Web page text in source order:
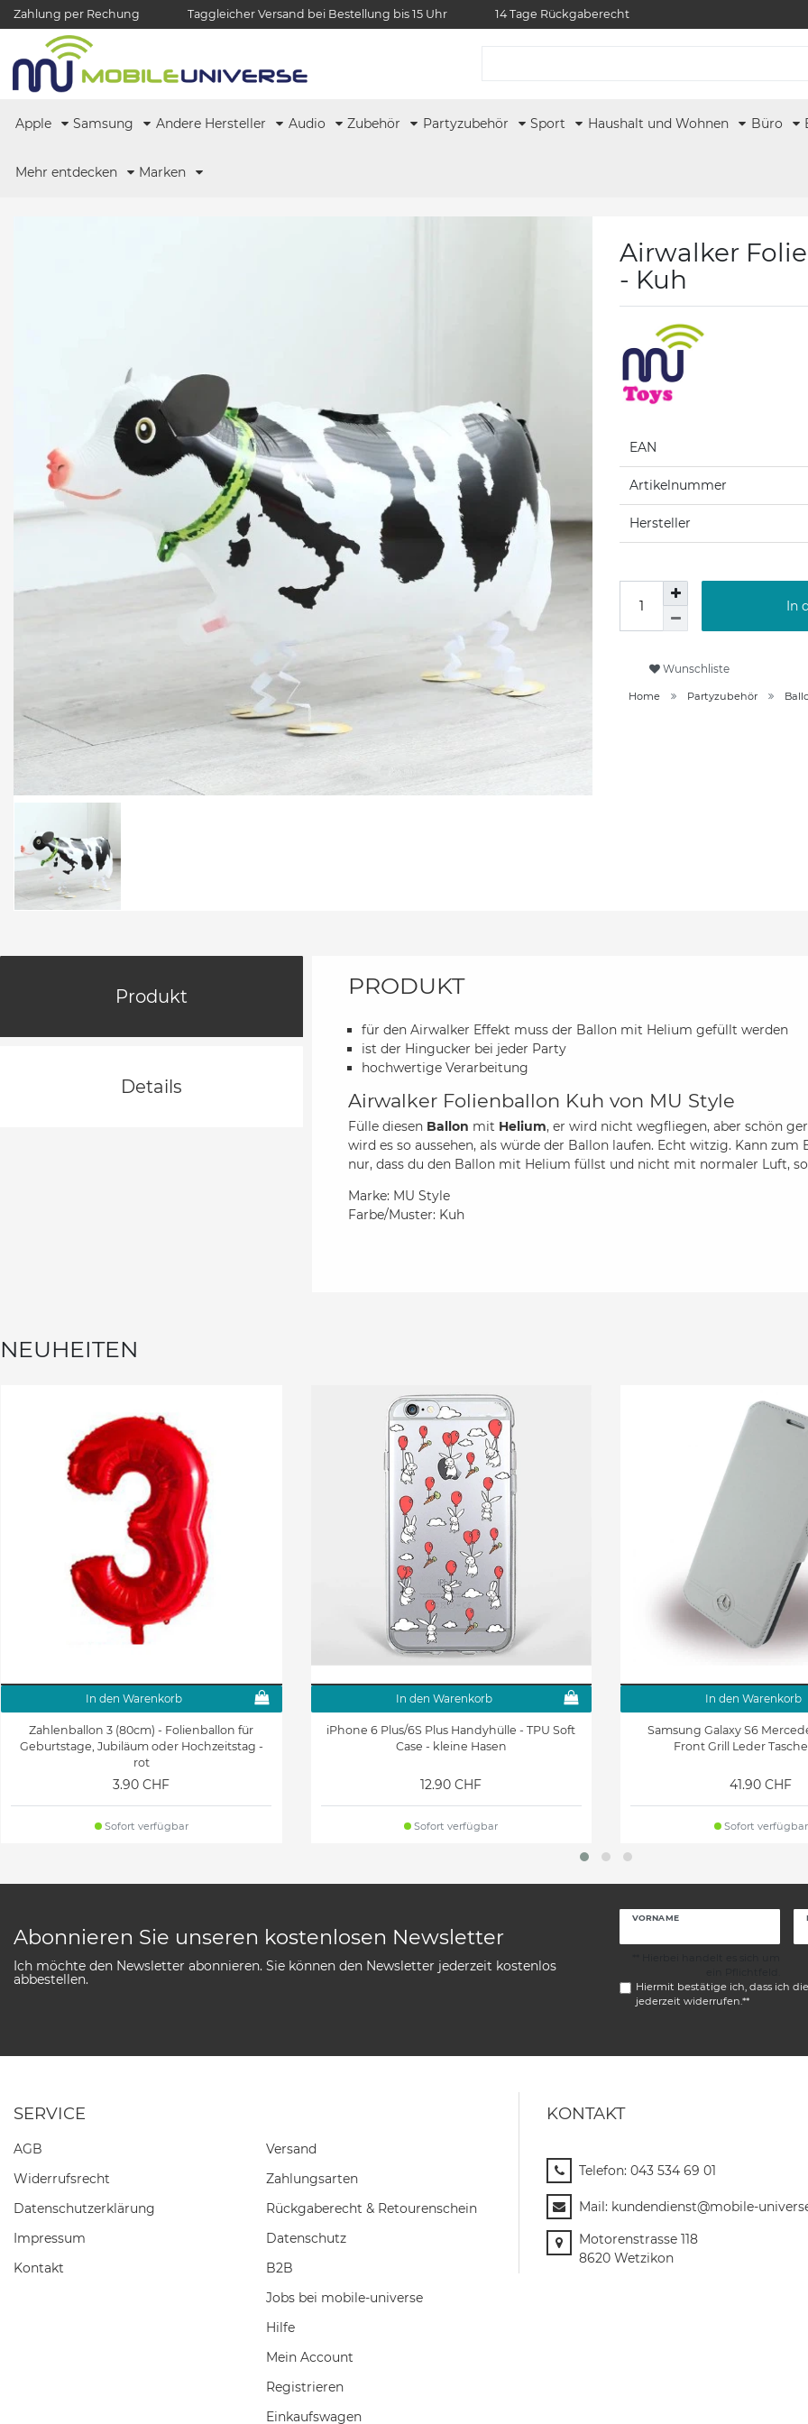
Zahlung per Rechung Taggleicher Versand bei Bestellung bis 15 Uhr 14 Tage Rückgaberecht
Apple Samsung Andere Hersteller Audio Zubehör Partyzubehör Sport Haushalt und Wohnen Büro
Mehr entdecken Marken
Airwalker
- Kuh
EAN
Artikelnummer
Hersteller
In
Wunschliste
Home Partyzubehör
Produkt
Details
PRODUKT
für den Airwalker Effekt muss der Ballon mit Helium gefüllt werden
ist der Hingucker bei jeder Party
hochwertige Verarbeitung
Airwalker Folienballon Kuh von MU Style
Fülle diesen Ballon mit Helium, er wird nicht wegfliegen, aber schön
wird es so aussehen, als würde der Ballon laufen. Echt witzig. Kann
nur, dass du den Ballon mit Helium füllst und nicht mit normaler Luft,
Marke: MU Style
Farbe/Muster: Kuh
NEUHEITEN
In den Warenkorb
Zahlenballon 3 (80cm) - Folienballon für
Geburtstage, Jubiläum oder Hochzeitstag -
rot
3.90 CHF
Sofort verfügbar
In den Warenkorb
iPhone 6 Plus/6S Plus Handyhülle - TPU Soft
Case - kleine Hasen
12.90 CHF
Sofort verfügbar
In den Warenkorb
Samsung Galaxy S6
Front Grill Leder
41.90 CHF
Sofort verfügbar
Abonnieren Sie unseren kostenlosen Newsletter
Ich möchte den Newsletter abonnieren. Sie können den Newsletter jederzeit kostenlos
abbestellen.
VORNAME
Hiermit bestätige ich, dass ich die
jederzeit widerrufen.**
SERVICE
AGB
Widerrufs­recht
Daten­schutz­erklärung
Impressum
Kontakt
Versand
Zahlungsarten
Rückgaberecht & Retourenschein
Datenschutz
B2B
Jobs bei mobile-universe
Hilfe
Mein Account
Registrieren
Einkaufswagen
KONTAKT
Telefon: 043 534 69 01
Mail: kundendienst@mobile-
Motorenstrasse 118
8620 Wetzikon